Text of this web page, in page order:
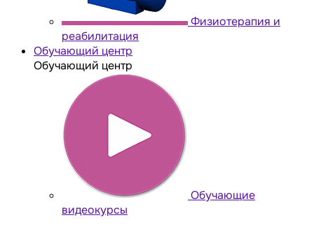
Физиотерапия и
реабилитация
Обучающий центр
Обучающий центр
Обучающие
видеокурсы